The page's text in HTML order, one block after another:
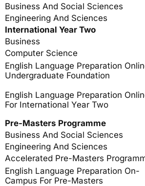
Business And Social Sciences
Engineering And Sciences
International Year Two
Business
Computer Science
English Language Preparation
Undergraduate Foundation
English Language Preparation
For International Year Two​
Pre-Masters Programme
Business And Social Sciences
Engineering And Sciences
Accelerated Pre-Masters
English Language Preparation On-
Campus For Pre-Masters